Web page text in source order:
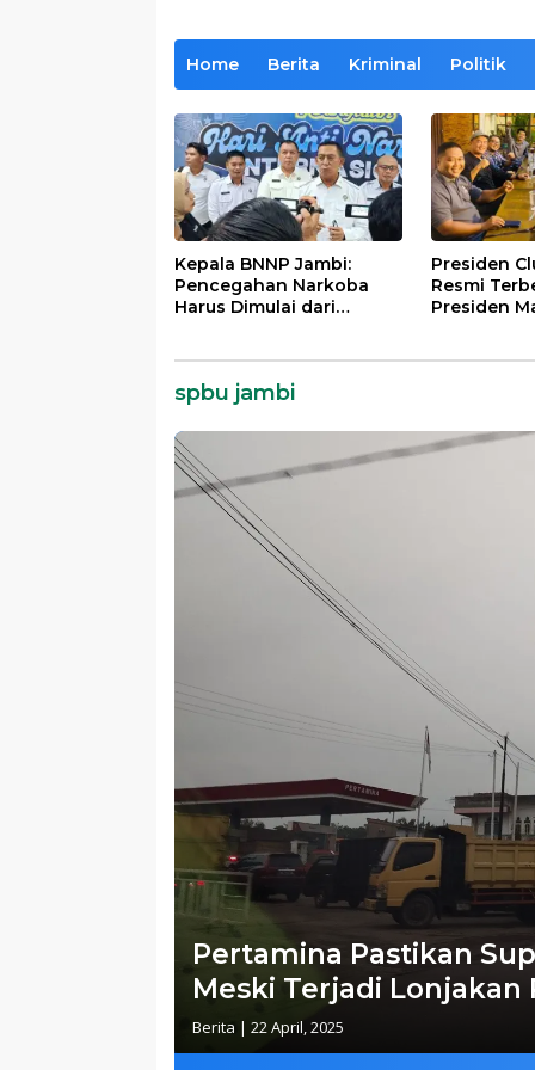
Home Berita Kriminal Politik
Kepala BNNP Jambi:
Pencegahan Narkoba
Harus Dimulai dari
Presiden
Resmi
Presiden
spbu jambi
Pertamina Pastikan
Meski Terjadi Lonjakan
Berita | 22 April, 2025